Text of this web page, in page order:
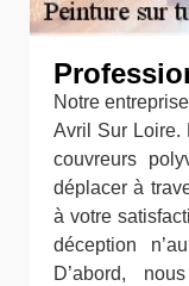
Notre
Avril Sur Loire.
couvreurs
déplacer à
à votre
déception
D’abord,